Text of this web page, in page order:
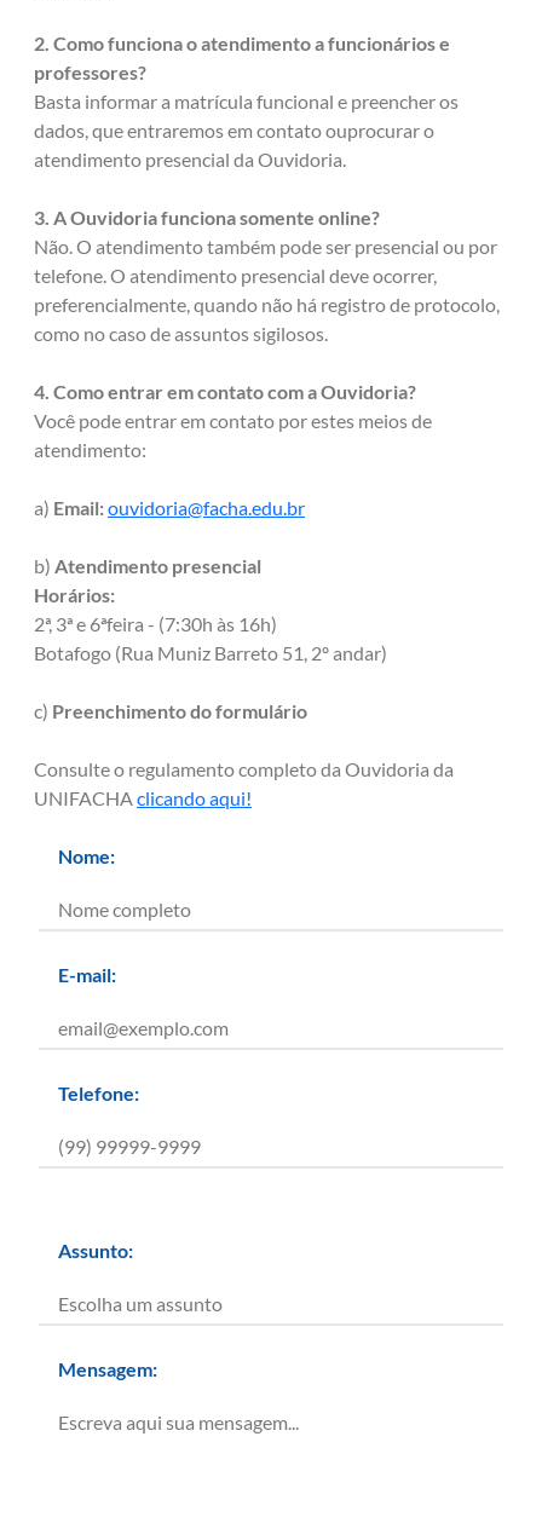
2. Como funciona o atendimento a funcionários e
professores?
Basta informar a matrícula funcional e preencher os
dados, que entraremos em contato ouprocurar o
atendimento presencial da Ouvidoria.
3. A Ouvidoria funciona somente online?
Não. O atendimento também pode ser presencial ou por
telefone. O atendimento presencial deve ocorrer,
preferencialmente, quando não há registro de protocolo,
como no caso de assuntos sigilosos.
4. Como entrar em contato com a Ouvidoria?
Você pode entrar em contato por estes meios de
atendimento:
a) Email:ouvidoria@facha.edu.br
b) Atendimento presencial
Horários:
2ª, 3ª e 6ªfeira - (7:30h às 16h)
Botafogo (Rua Muniz Barreto 51, 2º andar)
c) Preenchimento do formulário
Consulte o regulamento completo da Ouvidoria da
UNIFACHAclicando aqui!
Nome:
E-mail:
Telefone:
Assunto:
Mensagem: